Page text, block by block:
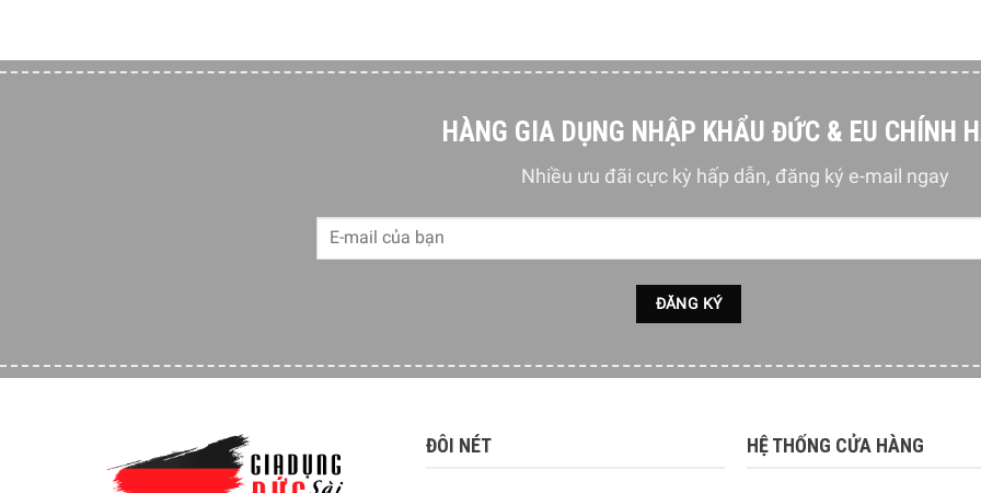
Do thuộc kiểu lắp đặt âm toàn phần và đảm bảo thiết bị hoạt động ổn định, bạn nên tham khảo thông số lắp đặt
HÀNG GIA DỤNG NHẬP KHẨU ĐỨC & EU CHÍNH
Nhiều ưu đãi cực kỳ hấp dẫn, đăng ký e-mail ngay
ĐÔI NÉT HỆ THỐNG CỬA HÀNG